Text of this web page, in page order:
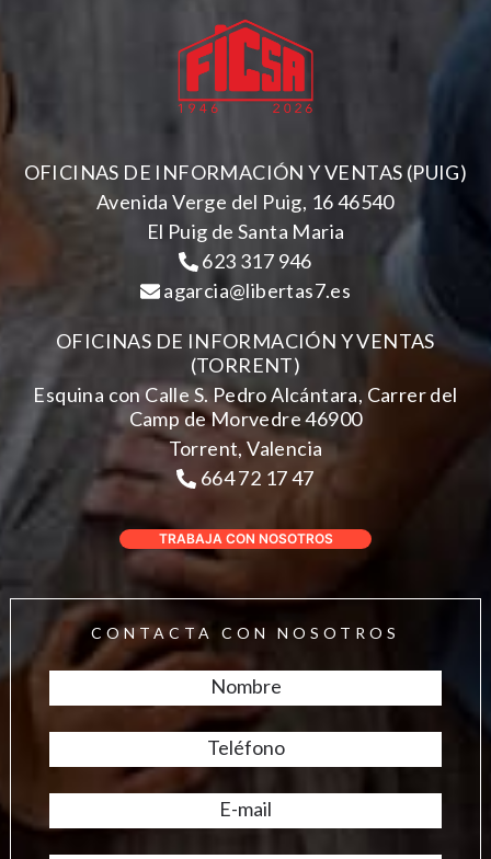
OFICINAS DE INFORMACIÓN Y VENTAS (PUIG)
Avenida Verge del Puig, 16 46540
El Puig de Santa Maria
623 317 946
agarcia@libertas7.es
OFICINAS DE INFORMACIÓN Y VENTAS
(TORRENT)
Esquina con Calle S. Pedro Alcántara, Carrer del
Camp de Morvedre 46900
Torrent, Valencia
664 72 17 47
TRABAJA CON NOSOTROS
CONTACTA CON NOSOTROS